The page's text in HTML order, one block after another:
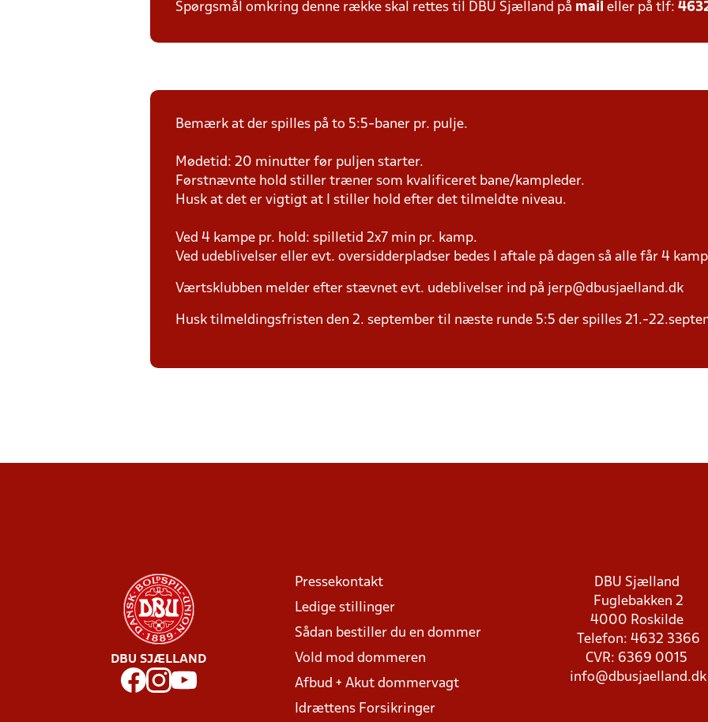
Spørgsmål omkring denne række skal rettes til DBU Sjælland på mail eller på tlf:
Bemærk at der spilles på to 5:5-baner pr. pulje.
Mødetid: 20 minutter før puljen starter.
Førstnævnte hold stiller træner som kvalificeret bane/kampleder.
Husk at det er vigtigt at I stiller hold efter det tilmeldte niveau.
Ved 4 kampe pr. hold: spilletid 2x7 min pr. kamp.
Ved udeblivelser eller evt. oversidderpladser bedes I aftale på dagen så alle får 4
Værtsklubben melder efter stævnet evt. udeblivelser ind på jerp@dbusjaelland.dk
Husk tilmeldingsfristen den 2. september til næste runde 5:5 der spilles 21.-
DBU SJÆLLAND
Pressekontakt
Ledige stillinger
Sådan bestiller du en dommer
Vold mod dommeren
Afbud + Akut dommervagt
Idrættens Forsikringer
DBU Sjælland
Fuglebakken 2
4000 Roskilde
Telefon: 4632 3366
CVR: 6369 0015
info@dbusjaelland.dk